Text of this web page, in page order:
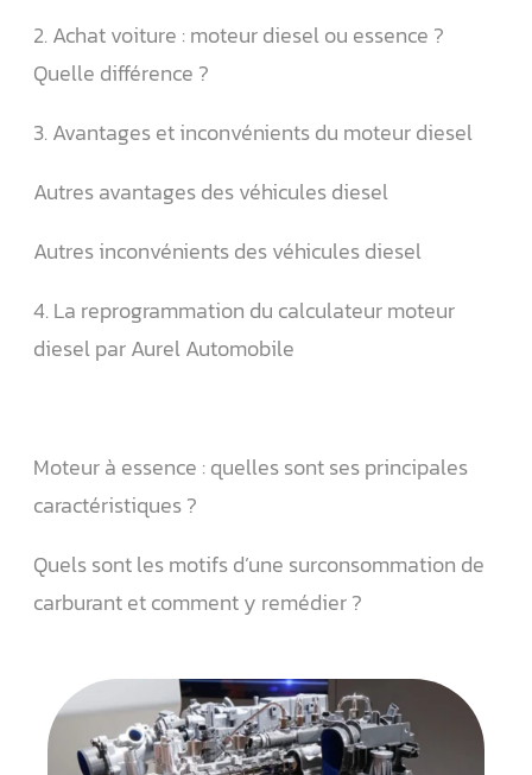
2. Achat voiture : moteur diesel ou essence ?
Quelle différence ?
3. Avantages et inconvénients du moteur diesel
Autres avantages des véhicules diesel
Autres inconvénients des véhicules diesel
4. La reprogrammation du calculateur moteur
diesel par Aurel Automobile
Moteur à essence : quelles sont ses principales
caractéristiques ?
Quels sont les motifs d’une surconsommation de
carburant et comment y remédier ?